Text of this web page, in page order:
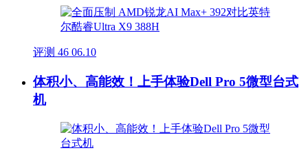
评测 46 06.10
体积小、高能效！上手体验Dell Pro 5微型台式
机